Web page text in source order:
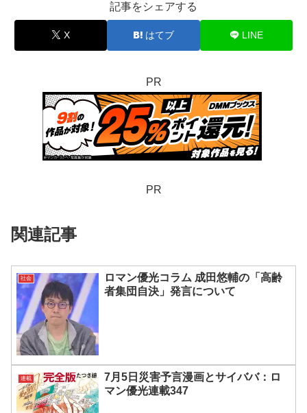
記事をシェアする
X はてブ LINE
PR
PR
関連記事
社会
ロマン優光コラム 成田悠輔の「高齢
者集団自決」発言について
連載
7月5日災害予言漫画とサイババ：ロ
マン優光連載347